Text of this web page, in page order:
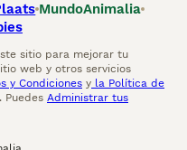
MundoAnimalia
sitio para mejorar tu
web y otros servicios
y Condiciones y la Política de
Puedes Administrar tus